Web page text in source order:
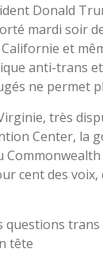
Donald
mardi soir
et
anti-trans
ne permet
très
Center, la
cent des
questions
tête